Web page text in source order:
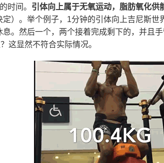
时间。 引体向上属于无氧运动，脂肪氧化供
定）。举个例子，1分钟的引体向上吉尼斯
。然后一个，两个接着完成剩下的，并且
这显然不符合实际情况。